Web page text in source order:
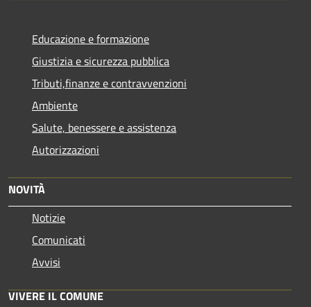
Educazione e formazione
Giustizia e sicurezza pubblica
Tributi,finanze e contravvenzioni
Ambiente
Salute, benessere e assistenza
Autorizzazioni
NOVITÀ
Notizie
Comunicati
Avvisi
VIVERE IL COMUNE